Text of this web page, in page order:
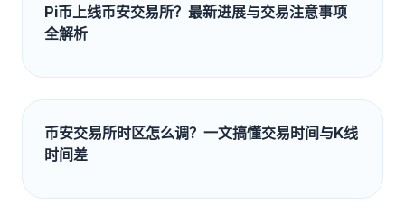
Pi币上线币安交易所？最新进展与交易注意事项
全解析
币安交易所时区怎么调？一文搞懂交易时间与K线
时间差